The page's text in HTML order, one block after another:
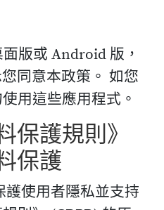
版或 Android 版，
同意本政策。 如您
用這些應用程式。
保護規則》
保護
使用者隱私並支持